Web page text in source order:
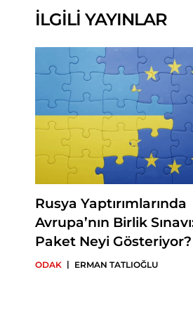
İLGİLİ YAYINLAR
Rusya Yaptırımlarında
Avrupa’nın Birlik
Paket Neyi Gösteriyor?
ODAK | ERMAN TATLIOĞLU